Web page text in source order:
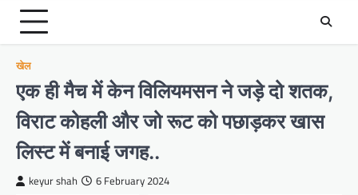
खेल
एक ही मैच में केन विलियमसन ने जड़े दो शतक,
विराट कोहली और जो रूट को पछाड़कर खास
लिस्ट में बनाई जगह..
keyur shah 6 February 2024